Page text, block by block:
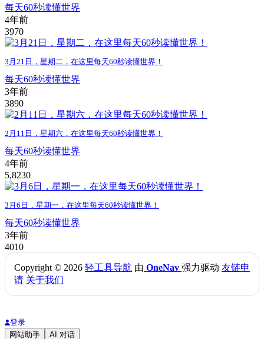
每天60秒读懂世界
4年前
3970
3月21日，星期二，在这里每天60秒读懂世界！
每天60秒读懂世界
3年前
3890
2月11日，星期六，在这里每天60秒读懂世界！
每天60秒读懂世界
4年前
5,8230
3月6日，星期一，在这里每天60秒读懂世界！
每天60秒读懂世界
3年前
4010
Copyright © 2026 轻工具导航 由 OneNav 强力驱动 友链申
请 关于我们
登录
网站助手
AI 对话